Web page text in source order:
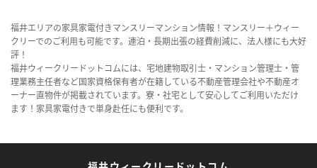
福井エリアの家具家電付きマンスリーマンション情報！マンスリー＋ウィー
クリーでのご利用も可能です。連泊・長期出張の経費削減に、法人様にも大好
評！
福井ウィークリードットコムには、宅地建物取引士・マンション管理士・管
理業務主任者など国家資格保有者が在籍している不動産管理会社や不動産オ
ーナー直物件が掲載されています。寮・社宅として安心してご利用いただけ
ます！家具家電付きで単身赴任にも便利です。